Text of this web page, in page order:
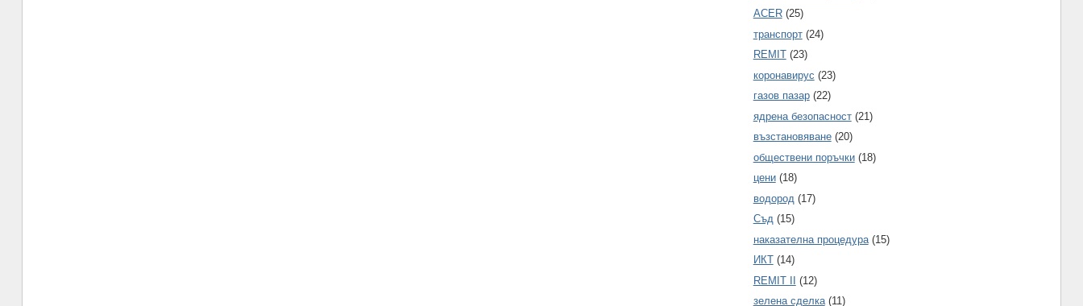
ACER (25)
транспорт (24)
REMIT (23)
коронавирус (23)
газов пазар (22)
ядрена безопасност (21)
възстановяване (20)
обществени поръчки (18)
цени (18)
водород (17)
Съд (15)
наказателна процедура (15)
ИКТ (14)
REMIT II
(12)
зелена сделка (11)